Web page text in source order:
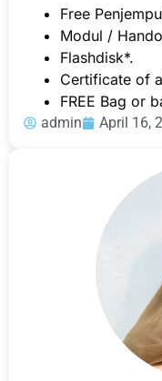
Free
Modul /
Flashdisk*.
Certificate of
FREE Bag or
admin April 16,